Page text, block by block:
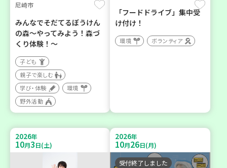
尼崎市
みんなでそだてるぼうけん
の森～やってみよう！森づ
くり体験！～
子ども
親子で楽しむ
学び・体験
環境
野外活動
「フードドライブ」集中受
け付け！
環境 ボランティア
2026年
10月3日(土)
2026年
10月26日(月)
受付終了しました